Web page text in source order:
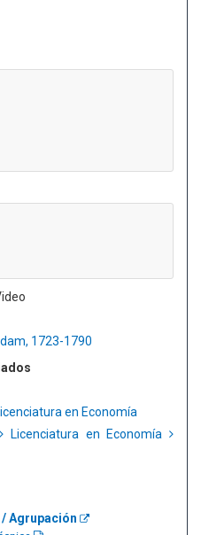
1723-1790
en Economía
Licenciatura en Economía
/ Agrupación